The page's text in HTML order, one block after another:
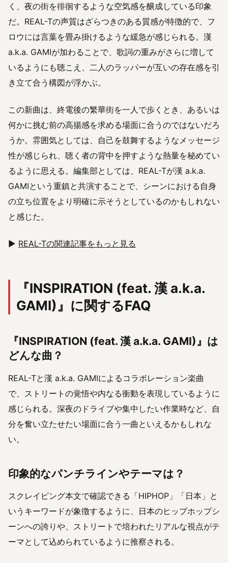
く、夜の街を徘徊するような空気感を醸成している印象
だ。REAL-Tの声質はざらつきのある質感が特徴的で、フ
ロウには言葉を畳み掛けるような緩急が感じられる。漢
a.k.a. GAMIが加わることで、歌詞の重みがさらに増して
いるようにも聴こえ、二人のラッパーが互いの存在感を引
き立て合う構図が浮かぶ。
この新曲は、終電後の繁華街を一人で歩くとき、あるいは
何かに挑む前の高揚感を求める場面に合うのではないだろ
うか。雰囲気としては、自己を鼓舞するようなメッセージ
性が感じられ、聴く者の背中を押すような熱量を秘めてい
るように思える。編集部としては、REAL-Tが漢 a.k.a.
GAMIという重鎮と共演することで、シーンにおける自身
の立ち位置をより明確に示そうとしているのかもしれない
と感じた。
▶︎ REAL-Tの関連記事をもっと見る
『INSPIRATION (feat. 漢 a.k.a.
GAMI)』に関するFAQ
『INSPIRATION (feat. 漢 a.k.a. GAMI)』は
どんな曲？
REAL-Tと漢 a.k.a. GAMIによるコラボレーション楽曲
で、ストリートの覚悟や内なる衝動を表現しているように
感じられる。深夜のドライブや集中したい作業時など、自
分を奮い立たせたい場面に合う一曲といえるかもしれな
い。
印象的なパンチラインやテーマは？
スクレイピング本文で確認できる「HIPHOP」「日本」と
いうキーワードが象徴するように、日本のヒップホップシ
ーンへの誇りや、ストリートで培われたリアルな視点がテ
ーマとして込められているように推察される。